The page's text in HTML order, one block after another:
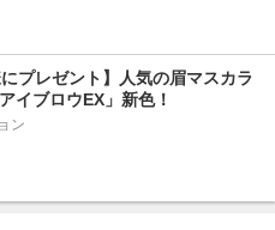
にプレゼント】人気の眉マスカラ
イブロウEX」新色！
ン